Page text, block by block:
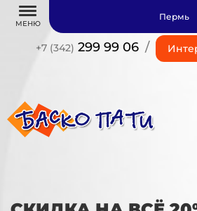
МЕНЮ
+7 (342) 299 99 06 /
Пермь